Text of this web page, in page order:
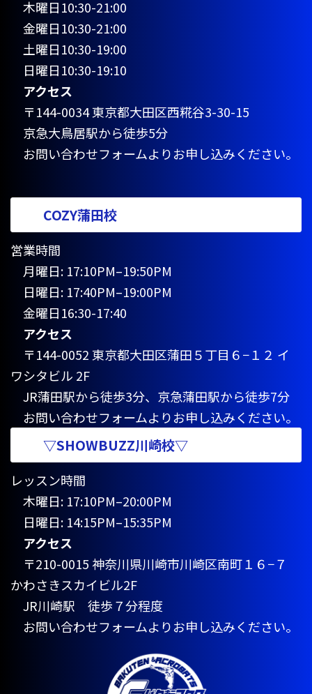
木曜日10:30-21:00
金曜日10:30-21:00
土曜日10:30-19:00
日曜日10:30-19:10
アクセス
〒144-0034 東京都大田区西糀谷3-30-15
京急大鳥居駅から徒歩5分
お問い合わせフォームよりお申し込みください。
COZY蒲田校
営業時間
月曜日: 17:10PM–19:50PM
日曜日: 17:40PM–19:00PM
金曜日16:30-17:40
アクセス
〒144-0052 東京都大田区蒲田５丁目６−１２ イ
ワシタビル 2F
JR蒲田駅から徒歩3分、京急蒲田駅から徒歩7分
お問い合わせフォームよりお申し込みください。
▽SHOWBUZZ川崎校▽
レッスン時間
木曜日: 17:10PM–20:00PM
日曜日: 14:15PM–15:35PM
アクセス
〒210-0015 神奈川県川崎市川崎区南町１６−７
かわさきスカイビル2F
JR川崎駅 徒歩７分程度
お問い合わせフォームよりお申し込みください。